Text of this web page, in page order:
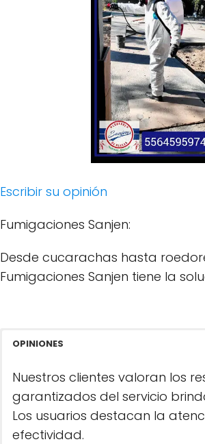
Escribir su opinión
Fumigaciones Sanjen:
Desde cucarachas hasta
Fumigaciones Sanjen tiene la
OPINIONES
Nuestros clientes valoran los
garantizados del servicio
Los usuarios destacan la
efectividad.